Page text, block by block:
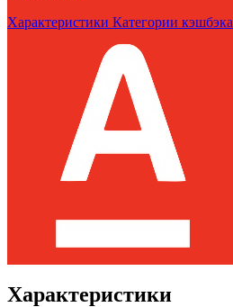
Характеристики Категории кэшбэка
Характеристики